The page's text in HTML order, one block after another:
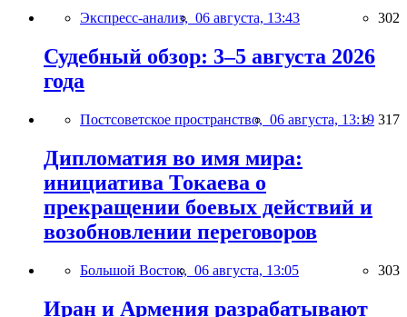
Экспресс-анализ, 06 августа, 13:43 302
Судебный обзор: 3–5 августа 2026
года
Постсоветское пространство, 06 августа, 13:19 317
Дипломатия во имя мира:
инициатива Токаева о
прекращении боевых действий и
возобновлении переговоров
Большой Восток, 06 августа, 13:05 303
Иран и Армения разрабатывают